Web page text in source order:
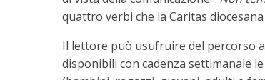
quattro verbi che la Caritas
Il lettore può usufruire del percorso
disponibili con cadenza settimanale le